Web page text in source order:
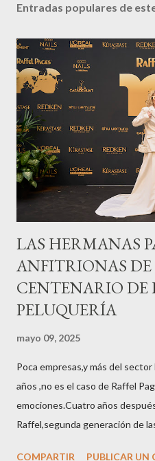
Entradas populares de
LAS HERMANAS
ANFITRIONAS
CENTENARIO DE
PELUQUERÍA
mayo 09, 2025
Poca empresas,y más del
años ,no es el caso de Raffel
emociones.Cuatro años
Raffel,segunda generación de
COMPARTIR PUBLICAR UN